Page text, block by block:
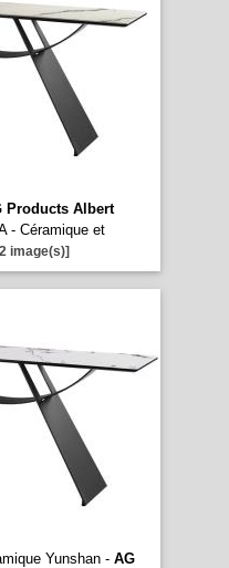
Products Albert
- Céramique et
image(s)]
Yunshan - AG